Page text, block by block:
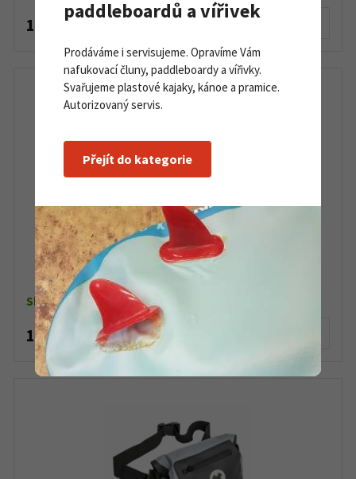
19 500 Kč
Neoprenové boty EG River 2.0 5 mm
Skladem dle varianty
1 290 Kč
paddleboardů a vířivek
Prodáváme i servisujeme. Opravíme Vám
nafukovací čluny, paddleboardy a vířivky.
Svařujeme plastové kajaky, kánoe a pramice.
Autorizovaný servis.
Přejít do kategorie